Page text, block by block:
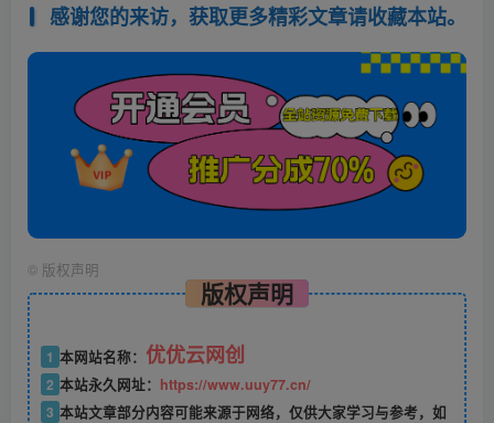
感谢您的来访，获取更多精彩文章请收藏本站。
© 版权声明
版权声明
1 本网站名称： 优优云网创
2 本站永久网址： https://www.uuy77.cn/
3 本站文章部分内容可能来源于网络，仅供大家学习与参考，如